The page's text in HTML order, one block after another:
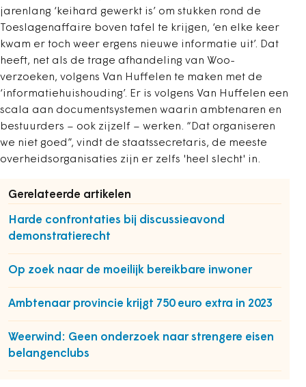
jarenlang ‘keihard gewerkt is’ om stukken rond de
Toeslagenaffaire boven tafel te krijgen, ‘en elke keer
kwam er toch weer ergens nieuwe informatie uit’. Dat
heeft, net als de trage afhandeling van Woo-
verzoeken, volgens Van Huffelen te maken met de
‘informatiehuishouding’. Er is volgens Van Huffelen een
scala aan documentsystemen waarin ambtenaren en
bestuurders – ook zijzelf – werken. “Dat organiseren
we niet goed”, vindt de staatssecretaris, de meeste
overheidsorganisaties zijn er zelfs 'heel slecht' in.
Gerelateerde artikelen
Harde confrontaties bij discussieavond
demonstratierecht
Op zoek naar de moeilijk bereikbare inwoner
Ambtenaar provincie krijgt 750 euro extra in 2023
Weerwind: Geen onderzoek naar strengere eisen
belangenclubs